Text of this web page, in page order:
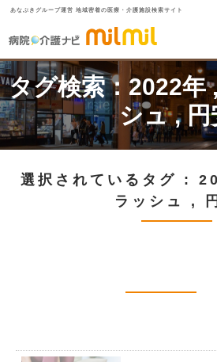
あなぶきグループ運営 地域密着の医療・介護施設検索サイト
タグ検索： 2022年
シュ,
選択されているタグ :
ラッシュ
,